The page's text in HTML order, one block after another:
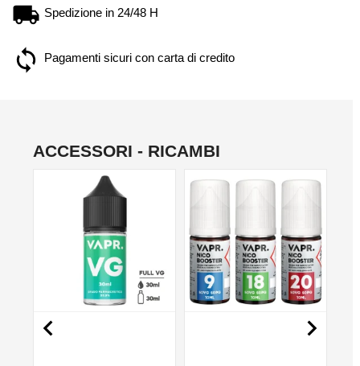
Spedizione in 24/48 H
Pagamenti sicuri con carta di credito
ACCESSORI - RICAMBI
 